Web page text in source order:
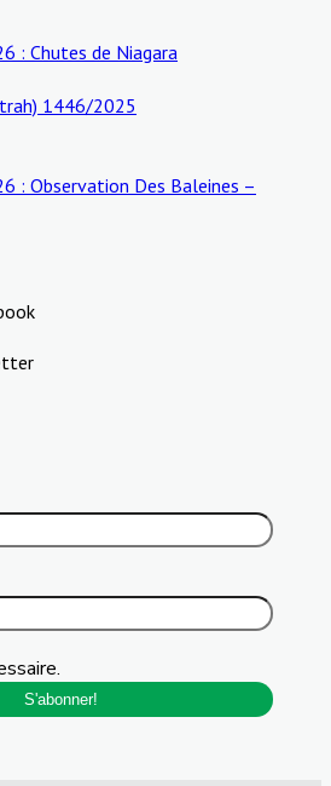
: Chutes de Niagara
1446/2025
: Observation Des Baleines –